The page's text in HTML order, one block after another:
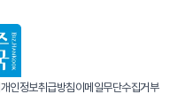
개인정보취급방침이메일무단수집거부